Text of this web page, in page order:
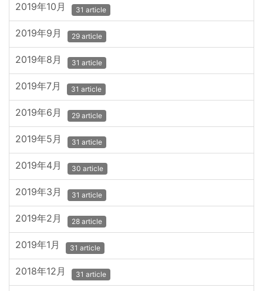
2019年10月 31 article
2019年9月 29 article
2019年8月 31 article
2019年7月 31 article
2019年6月 29 article
2019年5月 31 article
2019年4月 30 article
2019年3月 31 article
2019年2月 28 article
2019年1月 31 article
2018年12月 31 article